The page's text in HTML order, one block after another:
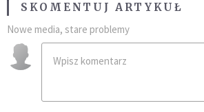
SKOMENTUJ ARTYKUŁ
Nowe media, stare problemy